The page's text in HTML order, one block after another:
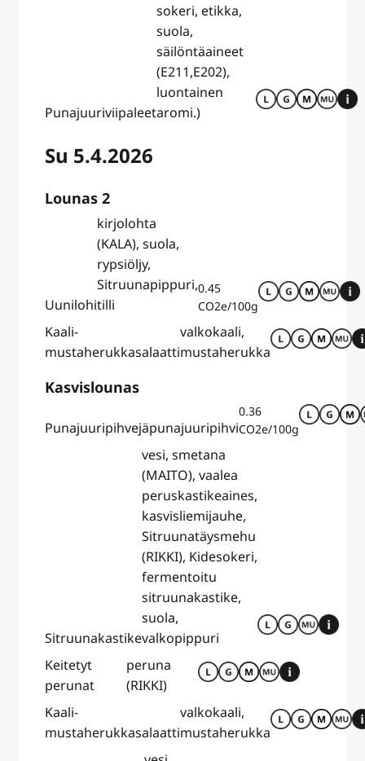
Punajuuriviipaleet
sokeri, etikka,
suola,
säilöntäaineet
(E211,E202),
luontainen
aromi.)
Su 5.4.2026
Lounas 2
Uunilohi
kirjolohta
(KALA), suola,
rypsiöljy,
Sitruunapippuri,
tilli
0.45
CO2e/100g
Kaali-
mustaherukkasalaatti
valkokaali,
mustaherukka
Kasvislounas
Punajuuripihvejäpunajuuripihvi
0.36
CO2e/100g
Sitruunakastike
vesi, smetana
(MAITO), vaalea
peruskastikeaines,
kasvisliemijauhe,
Sitruunatäysmehu
(RIKKI), Kidesokeri,
fermentoitu
sitruunakastike,
suola,
valkopippuri
Keitetyt
perunat
peruna
(RIKKI)
Kaali-
mustaherukkasalaatti
valkokaali,
mustaherukka